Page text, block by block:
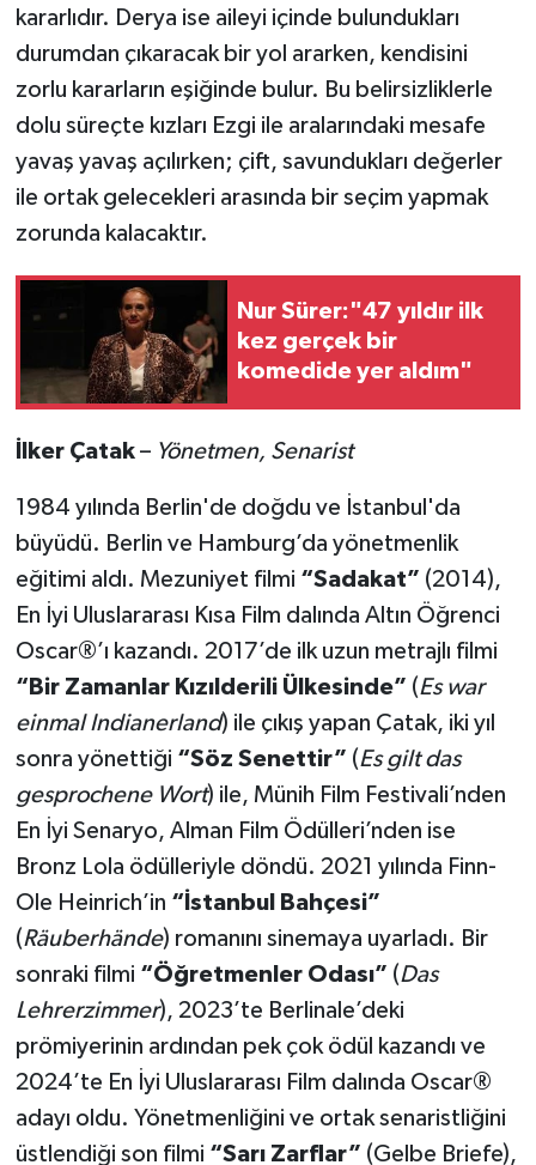
kararlıdır. Derya ise aileyi içinde bulundukları
durumdan çıkaracak bir yol ararken, kendisini
zorlu kararların eşiğinde bulur. Bu belirsizliklerle
dolu süreçte kızları Ezgi ile aralarındaki mesafe
yavaş yavaş açılırken; çift, savundukları değerler
ile ortak gelecekleri arasında bir seçim yapmak
zorunda kalacaktır.
Nur Sürer:"47 yıldır ilk
kez gerçek bir
komedide yer aldım"
lker Çatak – Yönetmen, Senarist
1984 yılında Berlin'de doğdu ve İstanbul'da
büyüdü. Berlin ve Hamburg’da yönetmenlik
eğitimi aldı. Mezuniyet filmi “Sadakat” (2014),
En İyi Uluslararası Kısa Film dalında Altın Öğrenci
Oscar®’ı kazandı. 2017’de ilk uzun metrajlı filmi
“ Bir Zamanlar Kızılderili Ülkesinde” (Es war
einmal Indianerland) ile çıkış yapan Çatak, iki yıl
sonra yönettiği “Söz Senettir” (Es gilt das
gesprochene Wort) ile, Münih Film Festivali’nden
En İyi Senaryo, Alman Film Ödülleri’nden ise
Bronz Lola ödülleriyle döndü. 2021 yılında Finn-
Ole Heinrich’in “İ stanbul Bahçesi”
(Räuberhände) romanını sinemaya uyarladı. Bir
sonraki filmi “Öğretmenler Odası” (Das
Lehrerzimmer), 2023’te Berlinale’deki
prömiyerinin ardından pek çok ödül kazandı ve
2024’te En İyi Uluslararası Film dalında Oscar®
adayı oldu. Yönetmenliğini ve ortak senaristliğini
üstlendiği son filmi “Sarı Zarflar” (Gelbe Briefe),